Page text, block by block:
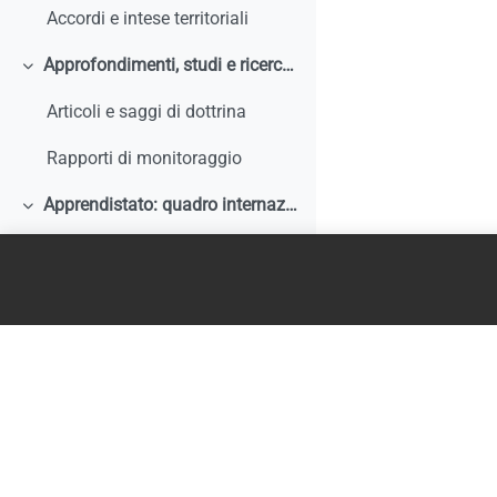
Accordi e intese territoriali
Minimizza
Approfondimenti, studi e ricerche
Articoli e saggi di dottrina
Rapporti di monitoraggio
Minimizza
Apprendistato: quadro internazionale e comparato